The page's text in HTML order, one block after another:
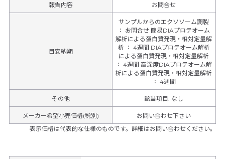
報告内容 お問合せ
目安納期
サンプルからのエクソソーム調製
： お問合せ 簡易DIAプロテオーム
解析による蛋白質発現・相対定量解
析 ： 4週間 DIAプロテオーム解析
による蛋白質発現・相対定量解析
： 4週間 高深度DIAプロテオーム解
析による蛋白質発現・相対定量解析
： 4週間
その他 該当項目: なし
メーカー希望小売価格(税別)
お問い合わせ下さい
表示価格は代表的な仕様のものです。詳細はお問い合わせください。